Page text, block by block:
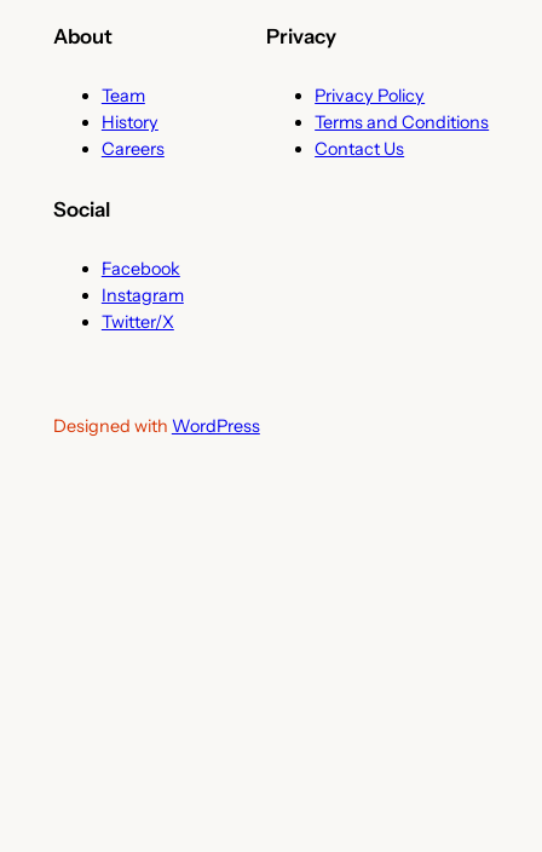
About
Team
History
Careers
Privacy
Privacy Policy
Terms and Conditions
Contact Us
Social
Facebook
Instagram
Twitter/X
Designed with WordPress